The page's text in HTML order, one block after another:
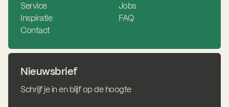
Service
Inspiratie
Contact
Jobs
FAQ
Nieuwsbrief
Schrijf je in en blijf op de hoogte